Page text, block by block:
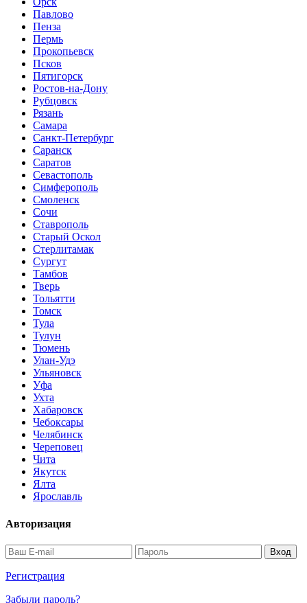
Павлово
Пенза
Пермь
Прокопьевск
Псков
Пятигорск
Ростов-на-Дону
Рубцовск
Рязань
Самара
Санкт-Петербург
Саранск
Саратов
Севастополь
Симферополь
Смоленск
Сочи
Ставрополь
Старый Оскол
Стерлитамак
Сургут
Тамбов
Тверь
Тольятти
Томск
Тула
Тулун
Тюмень
Улан-Удэ
Ульяновск
Уфа
Ухта
Хабаровск
Чебоксары
Челябинск
Череповец
Чита
Якутск
Ялта
Ярославль
Авторизация
Регистрация
Забыли пароль?